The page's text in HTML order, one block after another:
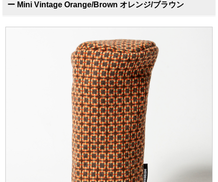
ー Mini Vintage Orange/Brown オレンジ/ブラウン